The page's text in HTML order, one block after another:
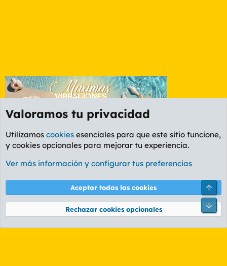
Etiquetas
Cookies
PL OLDSTYLE AMARILLO
Términos y reglas Política de privacidad Ayuda
Community platform by XenForo® © 2010-2026 XenForo Ltd.
Valoramos tu privacidad
Utilizamos cookies esenciales para que este sitio funcione,
y cookies opcionales para mejorar tu experiencia.
Ver más información y configurar tus preferencias
Aceptar todas las cookies
Rechazar cookies opcionales
Pie